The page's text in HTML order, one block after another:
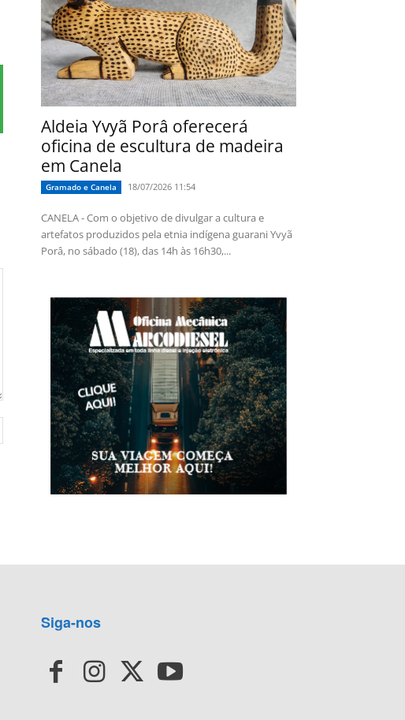
Aldeia Yvyã Porâ oferecerá
oficina de escultura de madeira
em Canela
Gramado e Canela 18/07/2026 11:54
CANELA - Com o objetivo de divulgar a cultura e
artefatos produzidos pela etnia indígena guarani Yvyã
Porâ, no sábado (18), das 14h às 16h30,...
Siga-nos